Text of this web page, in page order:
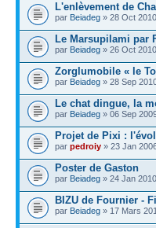
L'enlèvement de
par Beiadeg » 28 Oct
Le Marsupilami par
par Beiadeg » 26 Oct
Zorglumobile « le
par Beiadeg » 28 Sep
Le chat dingue, la
par Beiadeg » 06 Sep
Projet de Pixi :
par pedroiy » 23 Jan
Poster de Gaston
par Beiadeg » 24 Jan
BIZU de Fournier -
par Beiadeg » 17 Mars